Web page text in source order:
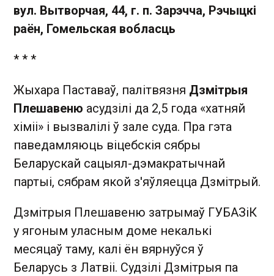
вул. Вытворчая, 44, г. п. Зарэчча, Рэчыцкі
раён, Гомельская вобласць
* * *
Жыхара Паставаў, палітвязня Дзмітрыя
Плешавеню асудзілі да 2,5 года «хатняй
хіміі» і вызвалілі ў зале суда. Пра гэта
паведамляюць віцебскія сябры
Беларускай сацыял-дэмакратычнай
партыі, сябрам якой з'яўляецца Дзмітрый.
Дзмітрыя Плешавеню затрымаў ГУБАЗіК
у ягоным уласным доме некалькі
месяцаў таму, калі ён вярнуўся ў
Беларусь з Латвіі. Судзілі Дзмітрыя па